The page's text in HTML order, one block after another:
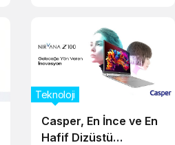
Casper, En İnce ve En
Hafif Dizüstü
Teknoloji